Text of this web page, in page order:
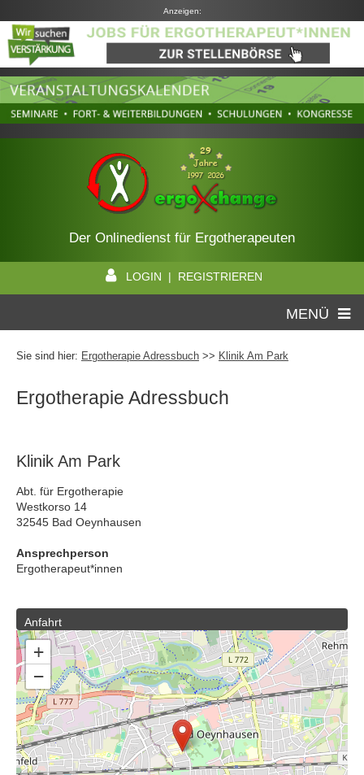
Anzeigen:
Der Onlinedienst für Ergotherapeuten
LOGIN | REGISTRIEREN
MENÜ
Sie sind hier: Ergotherapie Adressbuch >> Klinik Am Park
Ergotherapie Adressbuch
Klinik Am Park
Abt. für Ergotherapie
Westkorso 14
32545 Bad Oeynhausen
Ansprechperson
Ergotherapeut*innen
Anfahrt
+
−